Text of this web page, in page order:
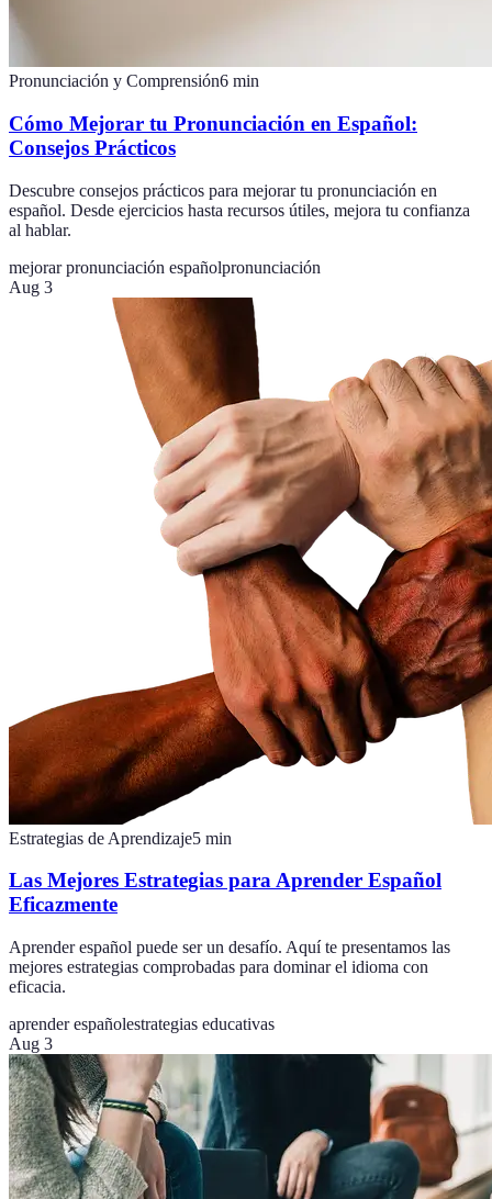
Pronunciación y Comprensión6 min
Cómo Mejorar tu Pronunciación en Español:
Consejos Prácticos
Descubre consejos prácticos para mejorar tu pronunciación en
español. Desde ejercicios hasta recursos útiles, mejora tu confianza
al hablar.
mejorar pronunciación españolpronunciación
Aug 3
Estrategias de Aprendizaje5 min
Las Mejores Estrategias para Aprender Español
Eficazmente
Aprender español puede ser un desafío. Aquí te presentamos las
mejores estrategias comprobadas para dominar el idioma con
eficacia.
aprender españolestrategias educativas
Aug 3